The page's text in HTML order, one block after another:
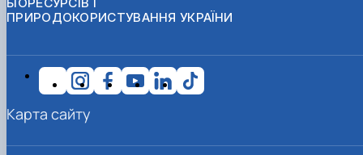
ПРИРОДОКОРИСТУВАННЯ УКРАЇНИ
Карта сайту